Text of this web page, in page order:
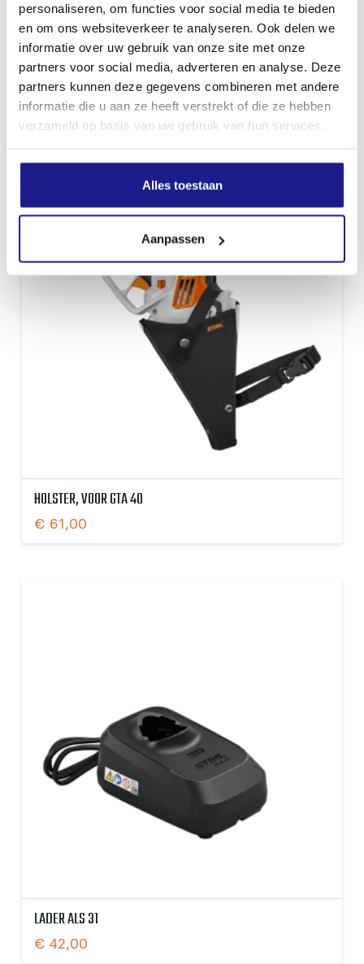
personaliseren, om functies voor social media te bieden
en om ons websiteverkeer te analyseren. Ook delen we
informatie over uw gebruik van onze site met onze
partners voor social media, adverteren en analyse. Deze
partners kunnen deze gegevens combineren met andere
informatie die u aan ze heeft verstrekt of die ze hebben
verzameld op basis van uw gebruik van hun services.
Alles toestaan
Aanpassen
HOLSTER, VOOR GTA 26 EN GTA 30
€42,00
HOLSTER, VOOR GTA 40
€ 61,00
LADER ALS 31
€ 42,00